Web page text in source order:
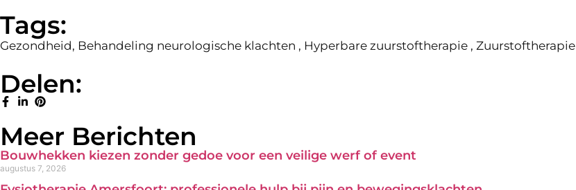
Tags:
Gezondheid, Behandeling neurologische klachten , Hyperbare zuurstoftherapie , Zuurstoftherapie
Delen:
Meer Berichten
Bouwhekken kiezen zonder gedoe voor een veilige werf of event
augustus 7, 2026